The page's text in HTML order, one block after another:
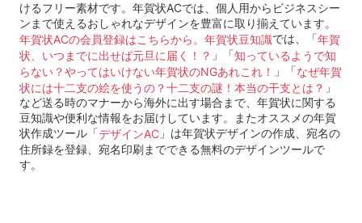
けるフリー素材です。年賀状ACでは、個人用からビジネスシー
ンまで使えるおしゃれなデザインを豊富に取り揃えています。
年賀状ACの会員登録はこちらから。 年賀状豆知識では、「年賀
状、いつまでに出せば元旦に届く！？ 」「知っているようで知
らない？やってはいけない年賀状のNGあれこれ！
」「なぜ年賀
状には十二支の絵を使うの？十二支の謎！本当の干支とは？ 」
など送る時のマナーから海外に出す場合まで、年賀状に関する
豆知識や便利な情報をお届けしています。またオススメの年賀
状作成ツール「デザインAC 」は年賀状デザインの作成、宛名の
住所録を登録、宛名印刷までできる無料のデザインツールで
す。